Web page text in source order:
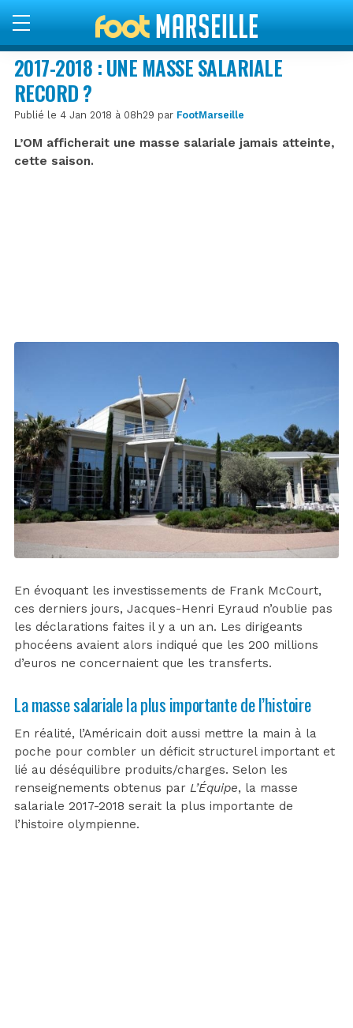
2017-2018 : UNE MASSE SALARIALE
RECORD ?
Publié le 4 Jan 2018 à 08h29 par FootMarseille
L’OM afficherait une masse salariale jamais atteinte,
cette saison.
En évoquant les investissements de Frank McCourt,
ces derniers jours, Jacques-Henri Eyraud n’oublie pas
les déclarations faites il y a un an. Les dirigeants
phocéens avaient alors indiqué que les 200 millions
d’euros ne concernaient que les transferts.
La masse salariale la plus importante de l’histoire
En réalité, l’Américain doit aussi mettre la main à la
poche pour combler un déficit structurel important et
lié au déséquilibre produits/charges. Selon les
renseignements obtenus par L’Équipe, la masse
salariale 2017-2018 serait la plus importante de
l’histoire olympienne.